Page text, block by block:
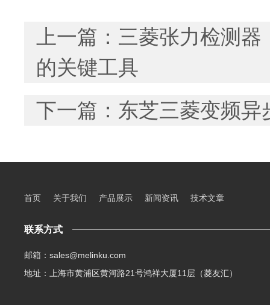
上一篇： 三菱张力检测
的关键工具
下一篇： 东芝三菱变频异
首页 关于我们 产品展示 新闻资讯 技术文章
联系方式
邮箱：sales@melinku.com
地址：上海市黄浦区黄河路21号鸿祥大厦11层（菱友汇）